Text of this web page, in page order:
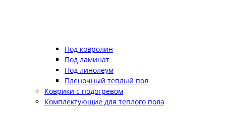
Под ковролин
Под ламинат
Под линолеум
Пленочный теплый пол
Коврики с подогревом
Комплектующие для теплого пола